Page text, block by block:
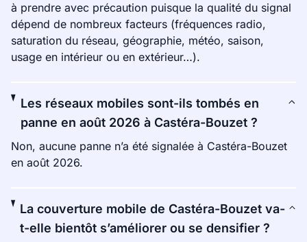
à prendre avec précaution puisque la qualité du signal
dépend de nombreux facteurs (fréquences radio,
saturation du réseau, géographie, météo, saison,
usage en intérieur ou en extérieur…).
Les réseaux mobiles sont-ils tombés en
panne en août 2026 à Castéra-Bouzet ?
Non, aucune panne n’a été signalée à Castéra-Bouzet
en août 2026.
La couverture mobile de Castéra-Bouzet va-
t-elle bientôt s’améliorer ou se densifier ?